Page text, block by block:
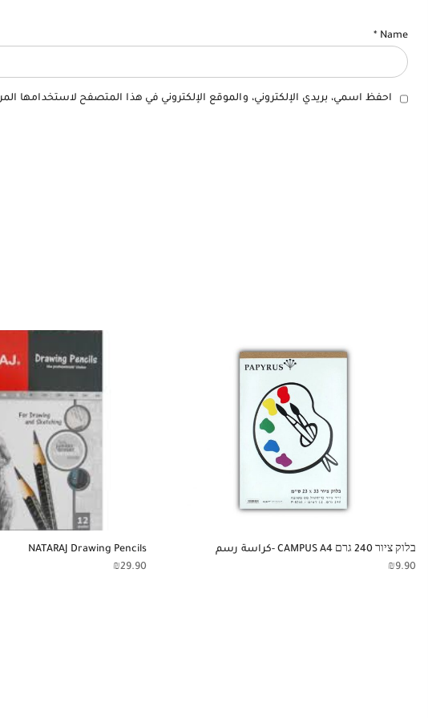
Name
*
احفظ اسمي، بريدي الإلكتروني، والموقع الإلكتروني في هذا المتصفح لاستخدامها
בלוק ציור 240 גרם CAMPUS A4 -كراسة رسم
₪9.90
NATARAJ Drawing Pencils
₪29.90